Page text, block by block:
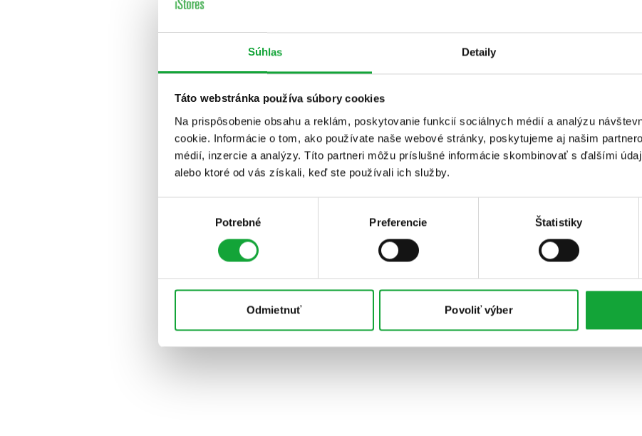
Súhlas Detaily
Táto webstránka používa súbory cookies
Na prispôsobenie obsahu a reklám, poskytovanie funkcií sociálnych médií a analýzu
cookie. Informácie o tom, ako používate naše webové stránky, poskytujeme aj našim
médií, inzercie a analýzy. Títo partneri môžu príslušné informácie skombinovať s ďalšími
alebo ktoré od vás získali, keď ste používali ich služby.
Potrebné Preferencie Štatistiky
Odmietnuť Povoliť výber